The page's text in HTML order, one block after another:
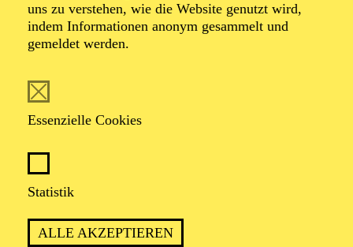
uns zu verstehen, wie die Website genutzt wird,
indem Informationen anonym gesammelt und
gemeldet werden.
Essenzielle Cookies
Statistik
ALLE AKZEPTIEREN
Foto: Joshua Hoven
Rymon Zacharei
Rymon Zacharei (*1985, Bagdad), bekannt unter dem
Movement Director. Sein Stil verbindet Hip-Hop und
Urban-Dance-Formen wie Locking, Popping und House